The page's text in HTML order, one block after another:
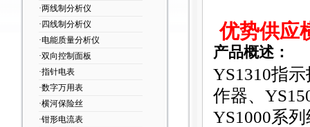
·两线制分析仪
·四线制分析仪
·电能质量分析仪
·双向控制面板
·指针电表
·数字万用表
·横河保险丝
·钳形电流表
优势供应
产品概述：
YS1310指示
作器、
YS1000系